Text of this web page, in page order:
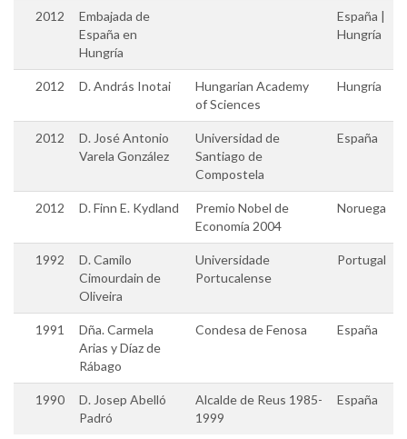
2012
Embajada de
España en
Hungría
España |
Hungría
2012 D. András Inotai
Hungarian Academy
of Sciences
Hungría
2012
D. José Antonio
Varela González
Universidad de
Santiago de
Compostela
España
2012 D. Finn E. Kydland
Premio Nobel de
Economía 2004
Noruega
1992
D. Camilo
Cimourdain de
Oliveira
Universidade
Portucalense
Portugal
1991
Dña. Carmela
Arias y Díaz de
Rábago
Condesa de Fenosa España
1990
D. Josep Abelló
Padró
Alcalde de Reus 1985-
1999
España